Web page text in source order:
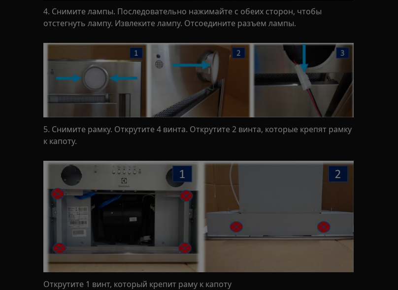
4. Снимите лампы. Последовательно нажимайте с обеих сторон, чтобы
отстегнуть лампу. Извлеките лампу. Отсоедините разъем лампы.
5. Снимите рамку. Открутите 4 винта. Открутите 2 винта, которые крепят рамку
к капоту.
Открутите 1 винт, который крепит раму к капоту